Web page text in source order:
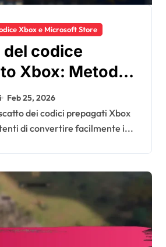
Xbox e Microsoft Store
codice
Xbox: Metodi
Storico
Opzioni
Feb 25, 2026
di convertire facilmente i...